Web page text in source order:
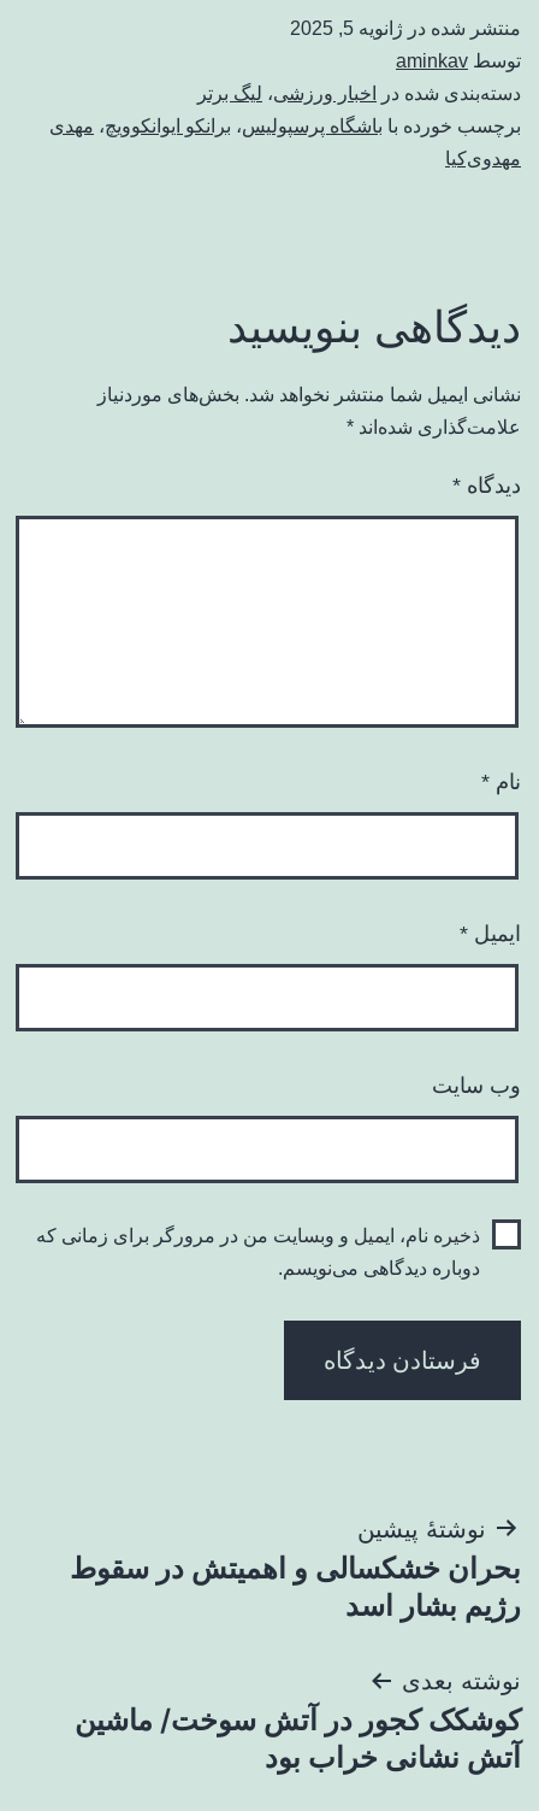
منتشر شده در ژانویه 5, 2025
توسط aminkav
دسته‌بندی شده در
اخبار ورزشی، لیگ برتر
برچسب خورده با باشگاه پرسپولیس، برانکو ایوانکوویچ، مهدی
مهدوی‌کیا
دیدگاهی بنویسید
نشانی ایمیل شما منتشر نخواهد شد. بخش‌های موردنیاز
علامت‌گذاری شده‌اند *
دیدگاه *
نام *
ایمیل *
وب‌ سایت
ذخیره نام، ایمیل و وبسایت من در مرورگر برای زمانی که
دوباره دیدگاهی می‌نویسم.
راهبری
نوشته
نوشتهٔ پیشین
بحران خشکسالی و اهمیتش در سقوط
رژیم بشار اسد
نوشته بعدی
کوشکک کجور در آتش سوخت/ ماشین
آتش نشانی خراب بود